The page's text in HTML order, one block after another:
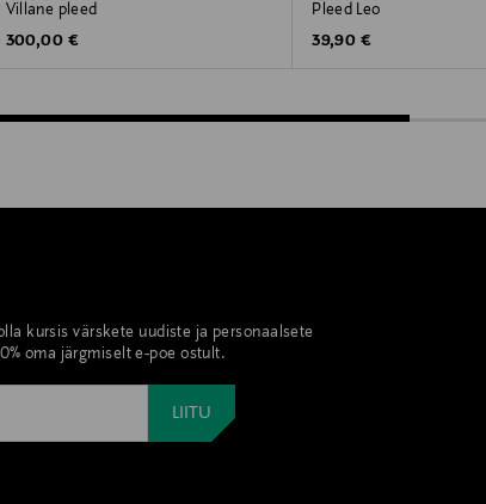
Villane pleed
Original Price
300,00 €
Pleed Leo
Original Price
39,90 €
kursis värskete uudiste ja personaalsete
oma järgmiselt e-poe ostult.